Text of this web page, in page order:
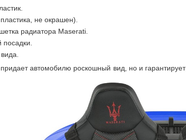
не окрашен).
радиатора Maserati.
посадки.
автомобилю роскошный вид, но и